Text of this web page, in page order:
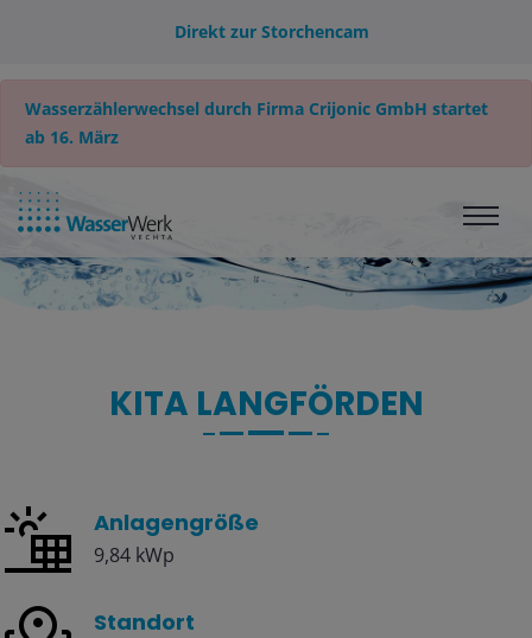
Direkt zur Storchencam
Wasserzählerwechsel durch Firma Crijonic GmbH startet
ab 16. März
KITA LANGFÖRDEN
Anlagengröße
9,84 kWp
Standort